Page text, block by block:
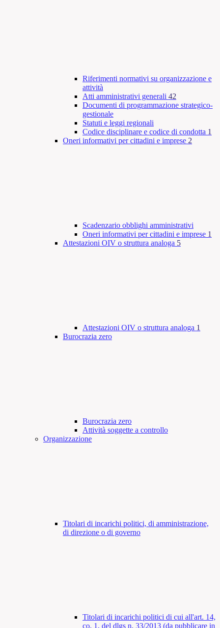
Riferimenti normativi su organizzazione e
attività
Atti amministrativi generali 42
Documenti di programmazione strategico-
gestionale
Statuti e leggi regionali
Codice disciplinare e codice di condotta 1
Oneri informativi per cittadini e imprese 2
Scadenzario obblighi amministrativi
Oneri informativi per cittadini e imprese 1
Attestazioni OIV o struttura analoga 5
Attestazioni OIV o struttura analoga 1
Burocrazia zero
Burocrazia zero
Attività soggette a controllo
Organizzazione
Titolari di incarichi politici, di amministrazione,
di direzione o di governo
Titolari di incarichi politici di cui all'art. 14,
co. 1, del dlgs n. 33/2013 (da pubblicare in